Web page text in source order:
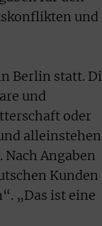
und
Berlin statt.
und
oder
Angaben
Kunden
„Das ist eine